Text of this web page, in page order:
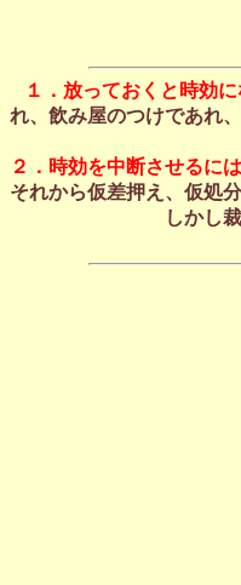
１．放っておくと時効に
れ、飲み屋のつけであれ
２．時効を中断させるには
それから仮差押え、仮処
しかし